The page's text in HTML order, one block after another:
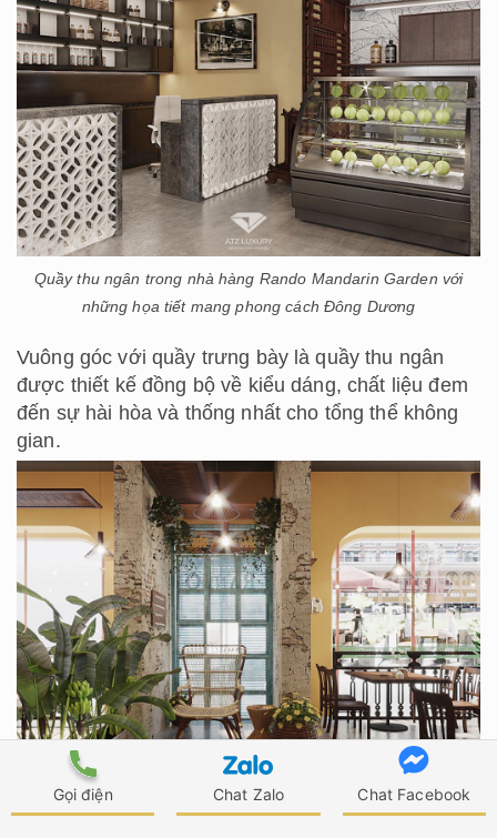
Gọi điện Chat Zalo Chat Facebook
Quầy thu ngân trong nhà hàng Rando Mandarin Garden với
những họa tiết mang phong cách Đông Dương
Vuông góc với quầy trưng bày là quầy thu ngân
được thiết kế đồng bộ về kiểu dáng, chất liệu đem
đến sự hài hòa và thống nhất cho tổng thể không
gian.